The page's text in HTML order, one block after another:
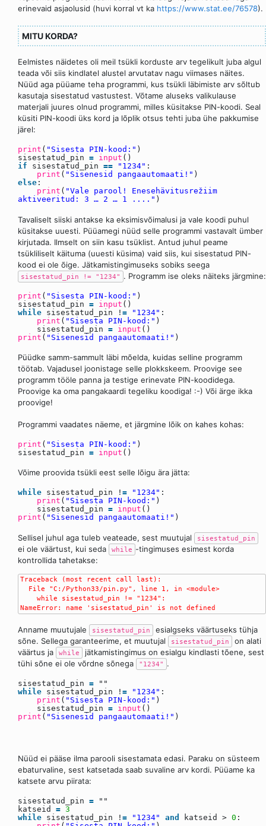
erinevaid asjaolusid (huvi korral vt ka https://www.stat.ee/76578).
MITU KORDA?
Eelmistes näidetes oli meil tsükli korduste arv tegelikult juba algul
teada või siis kindlatel alustel arvutatav nagu viimases näites.
Nüüd aga püüame teha programmi, kus tsükli läbimiste arv sõltub
kasutaja sisestatud vastustest. Võtame aluseks valikulause
materjali juures olnud programmi, milles küsitakse PIN-koodi. Seal
küsiti PIN-koodi üks kord ja lõplik otsus tehti juba ühe pakkumise
järel:
print ( "Sisesta PIN-kood:" )
sisestatud_pin = input ()
if
sisestatud_pin == "1234" :
print ( "Sisenesid pangaautomaati!" )
else :
print ( "Vale parool! Enesehävitusrežiim
aktiveeritud: 3 … 2 … 1 ...." )
Tavaliselt siiski antakse ka eksimisvõimalusi ja vale koodi puhul
küsitakse uuesti. Püüamegi nüüd selle programmi vastavalt ümber
kirjutada. Ilmselt on siin kasu tsüklist. Antud juhul peame
tsükliliselt käituma (uuesti küsima) vaid siis, kui sisestatud PIN-
kood ei ole õige. Jätkamistingimuseks sobiks seega
sisestatud_pin != "1234" . Programm ise oleks näiteks järgmine:
print ( "Sisesta PIN-kood:" )
sisestatud_pin = input ()
while sisestatud_pin ! = "1234" :
print ( "Sisesta PIN-kood:" )
sisestatud_pin = input ()
print ( "Sisenesid pangaautomaati!" )
Püüdke samm-sammult läbi mõelda, kuidas selline programm
töötab. Vajadusel joonistage selle plokkskeem. Proovige see
programm tööle panna ja testige erinevate PIN-koodidega.
Proovige ka oma pangakaardi tegeliku koodiga! :-) Või ärge ikka
proovige!
Programmi vaadates näeme, et järgmine lõik on kahes kohas:
print ( "Sisesta PIN-kood:" )
sisestatud_pin = input ()
Võime proovida tsükli eest selle lõigu ära jätta:
while sisestatud_pin ! = "1234" :
print ( "Sisesta PIN-kood:" )
sisestatud_pin = input ()
print ( "Sisenesid pangaautomaati!" )
Sellisel juhul aga tuleb veateade, sest muutujal sisestatud_pin
ei ole väärtust, kui seda while -tingimuses esimest korda
kontrollida tahetakse:
Traceback (most recent call last):
  File "C:/Python33/pin.py", line 1, in <module>
    while sisestatud_pin != "1234":
Anname muutujale sisestatud_pin
esialgseks väärtuseks tühja
sõne. Sellega garanteerime, et muutujal
sisestatud_pin
on alati
väärtus ja
while
jätkamistingimus on esialgu kindlasti tõene, sest
tühi sõne ei ole võrdne sõnega
"1234" .
sisestatud_pin =
""
while sisestatud_pin ! = "1234" :
print ( "Sisesta PIN-kood:" )
sisestatud_pin = input ()
print ( "Sisenesid pangaautomaati!" )
Nüüd ei pääse ilma parooli sisestamata edasi. Paraku on süsteem
ebaturvaline, sest katsetada saab suvaline arv kordi. Püüame ka
katsete arvu piirata:
sisestatud_pin =
""
katseid = 3
while sisestatud_pin ! = "1234" and katseid > 0 :